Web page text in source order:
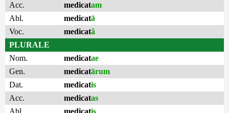
Acc.
medicatam
Abl.
medicatā
Voc.
medicată
PLURALE
Nom.
medicatae
Gen.
medicatārum
Dat.
medicatis
Acc.
medicatas